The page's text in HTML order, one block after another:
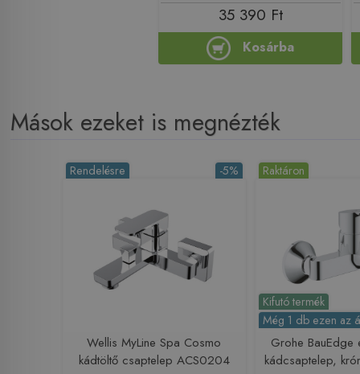
35 390 Ft
Kosárba
Mások ezeket is megnézték
-5%
Rendelésre
Wellis MyLine Spa Cosmo
kádtöltő csaptelep ACS0204
Kifutó termék
Még 1 db ezen az
Raktáron
Grohe BauEdge
kádcsaptelep,